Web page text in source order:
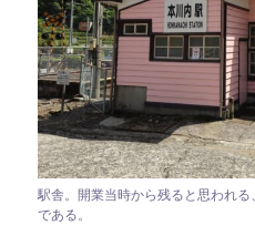
駅舎。開業当時から残ると思われ
である。